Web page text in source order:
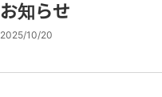
お知らせ
2025/10/20